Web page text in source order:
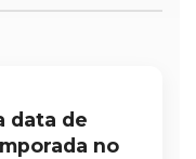
data de
no